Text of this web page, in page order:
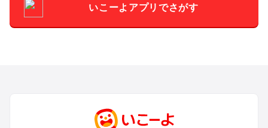
いこーよアプリでさがす